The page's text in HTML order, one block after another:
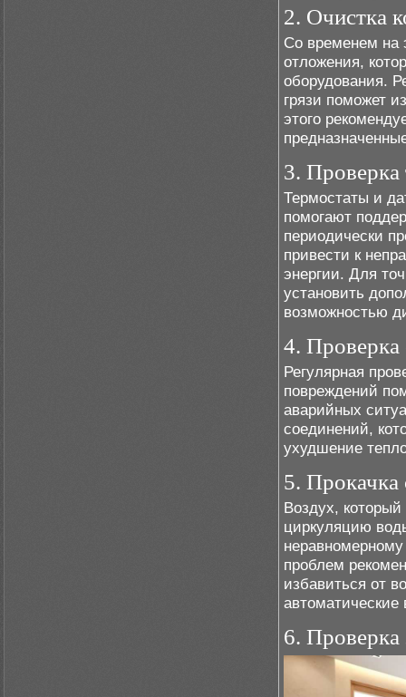
2. Очистка
Со временем на
отложения,
оборудования.
грязи поможет
этого
3. Проверка
Термостаты и
помогают
периодически
привести к
энергии. Для
установить
возможностью
4. Проверка
Регулярная
повреждений
аварийных
соединений,
ухудшение
5. Прокачка
Воздух,
циркуляцию
проблем
избавиться от
автоматические
6. Проверка